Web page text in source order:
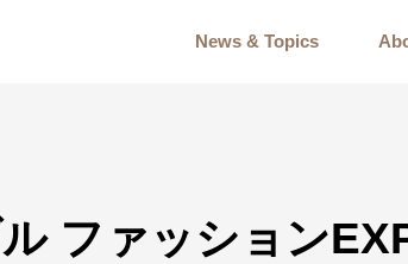
News & Topics
ファッション